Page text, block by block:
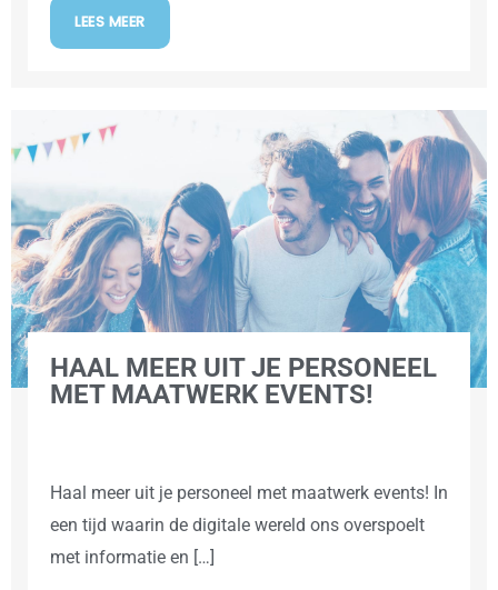
LEES MEER
HAAL MEER UIT JE PERSONEEL
MET MAATWERK EVENTS!
Haal meer uit je personeel met maatwerk events! In
een tijd waarin de digitale wereld ons overspoelt
met informatie en […]